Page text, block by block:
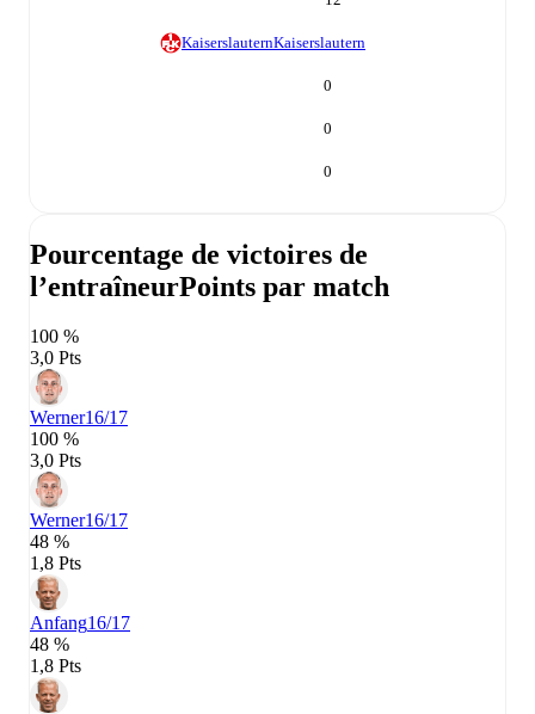
KaiserslauternKaiserslautern
0
0
0
Pourcentage de victoires de
l’entraîneurPoints par match
100 %
3,0 Pts
Werner16/17
100 %
3,0 Pts
Werner16/17
48 %
1,8 Pts
Anfang16/17
48 %
1,8 Pts